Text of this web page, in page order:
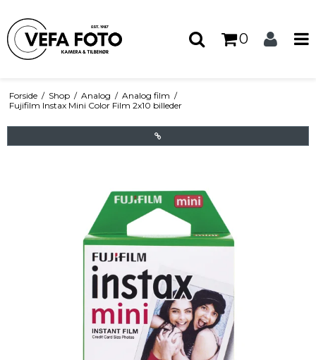
0
Forside / Shop / Analog / Analog film /
Fujifilm Instax Mini Color Film 2x10 billeder